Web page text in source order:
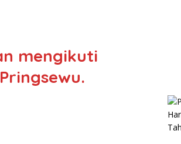
mengikuti